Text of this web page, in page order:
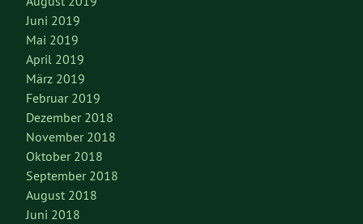
Juni 2019
Mai 2019
April 2019
März 2019
Februar 2019
Dezember 2018
November 2018
Oktober 2018
September 2018
August 2018
Juni 2018